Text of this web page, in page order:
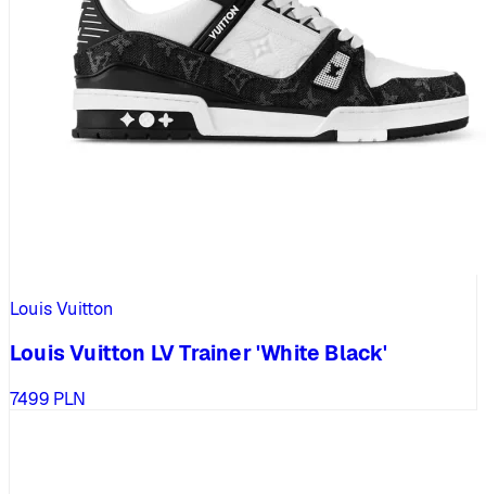
Louis Vuitton
Louis Vuitton LV Trainer 'White Black'
7499 PLN